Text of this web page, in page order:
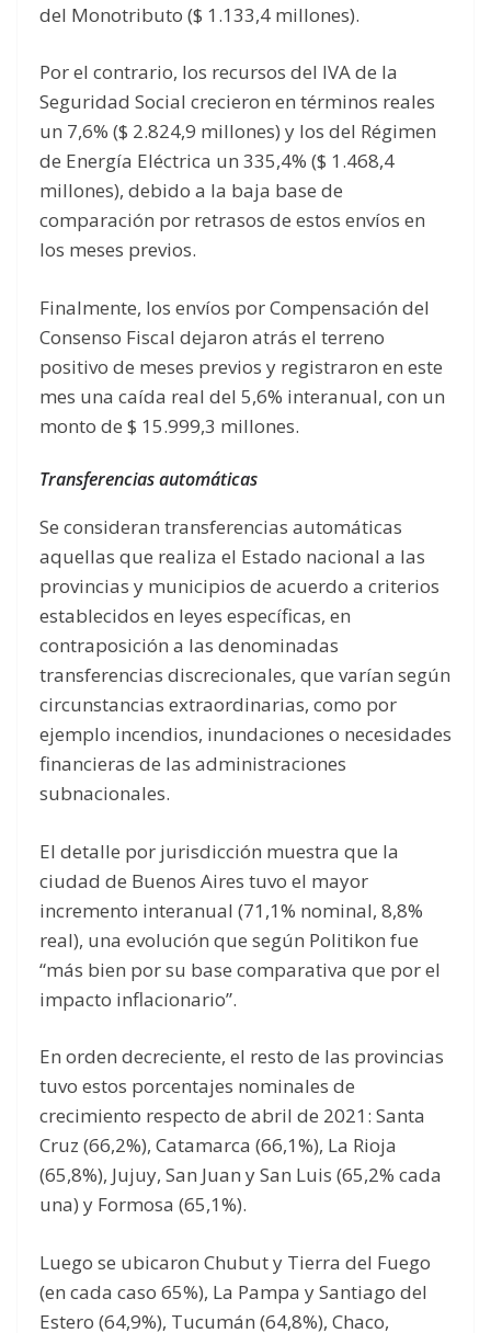
del Monotributo ($ 1.133,4 millones).
Por el contrario, los recursos del IVA de la
Seguridad Social crecieron en términos reales
un 7,6% ($ 2.824,9 millones) y los del Régimen
de Energía Eléctrica un 335,4% ($ 1.468,4
millones), debido a la baja base de
comparación por retrasos de estos envíos en
los meses previos.
Finalmente, los envíos por Compensación del
Consenso Fiscal dejaron atrás el terreno
positivo de meses previos y registraron en este
mes una caída real del 5,6% interanual, con un
monto de $ 15.999,3 millones.
Transferencias automáticas
Se consideran transferencias automáticas
aquellas que realiza el Estado nacional a las
provincias y municipios de acuerdo a criterios
establecidos en leyes específicas, en
contraposición a las denominadas
transferencias discrecionales, que varían según
circunstancias extraordinarias, como por
ejemplo incendios, inundaciones o necesidades
financieras de las administraciones
subnacionales.
El detalle por jurisdicción muestra que la
ciudad de Buenos Aires tuvo el mayor
incremento interanual (71,1% nominal, 8,8%
real), una evolución que según Politikon fue
“más bien por su base comparativa que por el
impacto inflacionario”.
En orden decreciente, el resto de las provincias
tuvo estos porcentajes nominales de
crecimiento respecto de abril de 2021: Santa
Cruz (66,2%), Catamarca (66,1%), La Rioja
(65,8%), Jujuy, San Juan y San Luis (65,2% cada
una) y Formosa (65,1%).
Luego se ubicaron Chubut y Tierra del Fuego
(en cada caso 65%), La Pampa y Santiago del
Estero (64,9%), Tucumán (64,8%), Chaco,